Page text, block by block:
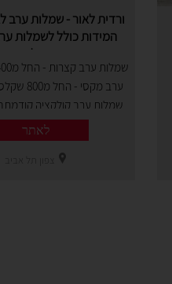
ורדית לאור - שמלות ערב
המידות כולל לשמלות
גדולות
ערב מקסי
שקל
לאתר